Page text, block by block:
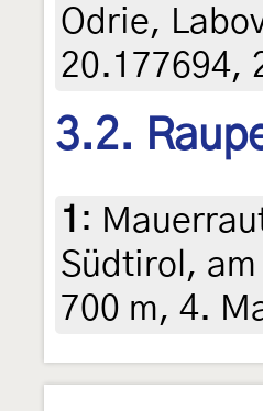
Odrie,
20.177694,
3.2.
1 :
Südtirol,
700 m, 4.